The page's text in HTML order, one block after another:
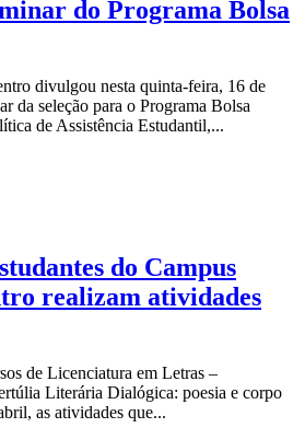
do Programa Bolsa
divulgou nesta quinta-feira, 16 de
da seleção para o Programa Bolsa
de Assistência Estudantil,...
do Campus
realizam atividades
de Licenciatura em Letras –
Literária Dialógica: poesia e corpo
as atividades que...